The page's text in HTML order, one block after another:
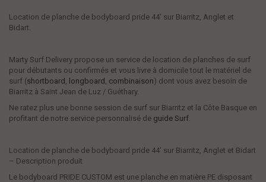
Location de planche de bodyboard pride 44' sur Biarritz, Anglet et
Bidart.
Marty Surf Delivery propose un service de location de planches de surf
pour débutants ou confirmés et vous livre à domicile tout le matériel de
surf (shortboard longboard combinaison) dont vous avez besoin de
Biarritz à Saint Jean de Luz / Guéthary.
Ne ratez plus une bonne session de surf sur Biarritz et la Côte Basque en
profitant de notre service personnalisé de guide Surf
Location de planche de bodyboard pride 44' sur Biarritz, Anglet et Bidart
– Description produit
Le bodyboard PRIDE CUSTOM est une planche en matière PE disposant